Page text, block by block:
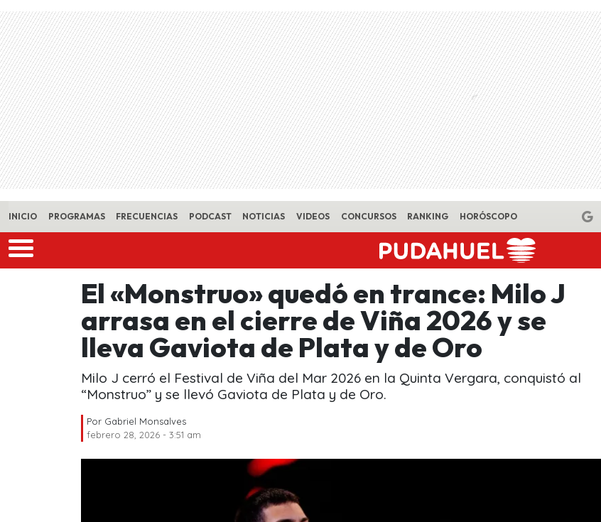
Skip to main content
INICIO PROGRAMAS FRECUENCIAS PODCAST NOTICIAS VIDEOS CONCURSOS RANKING HORÓSCOPO
El «Monstruo» quedó en trance: Milo J
arrasa en el cierre de Viña 2026 y se
lleva Gaviota de Plata y de Oro
Milo J cerró el Festival de Viña del Mar 2026 en la Quinta Vergara, conquistó al
“Monstruo” y se llevó Gaviota de Plata y de Oro.
Por Gabriel Monsalves
febrero 28, 2026 - 3:51 am